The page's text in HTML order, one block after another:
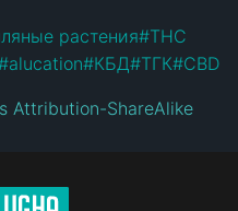
растения#THC
alucation#КБД#ТГК#CBD
Attribution-ShareAlike